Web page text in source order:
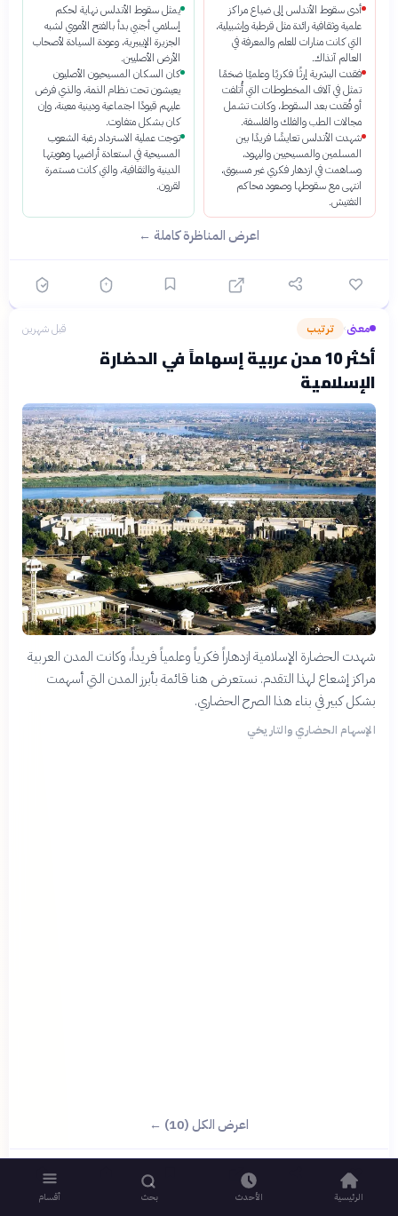
أدى سقوط الأندلس إلى ضياع مراكز
علمية وثقافية رائدة مثل قرطبة وإشبيلية،
التي كانت منارات للعلم والمعرفة في
العالم آنذاك.
فقدت البشرية إرثًا فكريًا وعلميًا ضخمًا
تمثل في آلاف المخطوطات التي أُتلفت
أو فُقدت بعد السقوط، وكانت تشمل
مجالات الطب والفلك والفلسفة.
شهدت الأندلس تعايشًا فريدًا بين
المسلمين والمسيحيين واليهود،
وساهمت في ازدهار فكري غير مسبوق،
انتهى مع سقوطها وصعود محاكم
التفتيش.
يمثل سقوط الأندلس نهاية لحكم
إسلامي أجنبي بدأ بالفتح الأموي لشبه
الجزيرة الإيبيرية، وعودة السيادة لأصحاب
الأرض الأصليين.
كان السكان المسيحيون الأصليون
يعيشون تحت نظام الذمة، والذي فرض
عليهم قيودًا اجتماعية ودينية معينة، وإن
كان بشكل متفاوت.
توجت عملية الاسترداد رغبة الشعوب
المسيحية في استعادة أراضيها وهويتها
الدينية والثقافية، والتي كانت مستمرة
لقرون.
اعرض المناظرة كاملة ←
معنى› ترتيب قبل شهرين
أكثر 10 مدن عربية إسهاماً في الحضارة
الإسلامية
شهدت الحضارة الإسلامية ازدهاراً فكرياً وعلمياً فريداً، وكانت المدن العربية
مراكز إشعاع لهذا التقدم. نستعرض هنا قائمة بأبرز المدن التي أسهمت
بشكل كبير في بناء هذا الصرح الحضاري.
الإسهام الحضاري والتاريخي
اعرض الكل (10) ← ؟ 6سؤال ابدأ ←
الرئيسية الأحدث بحث أقسام